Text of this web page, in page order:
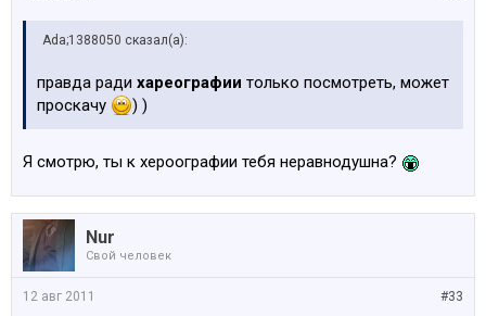
Ada;1388050 сказал(а):
правда ради хареографии только посмотреть, может
проскачу
) )
Я смотрю, ты к хероографии тебя неравнодушна?
Nur
Свой человек
#33
12 авг 2011